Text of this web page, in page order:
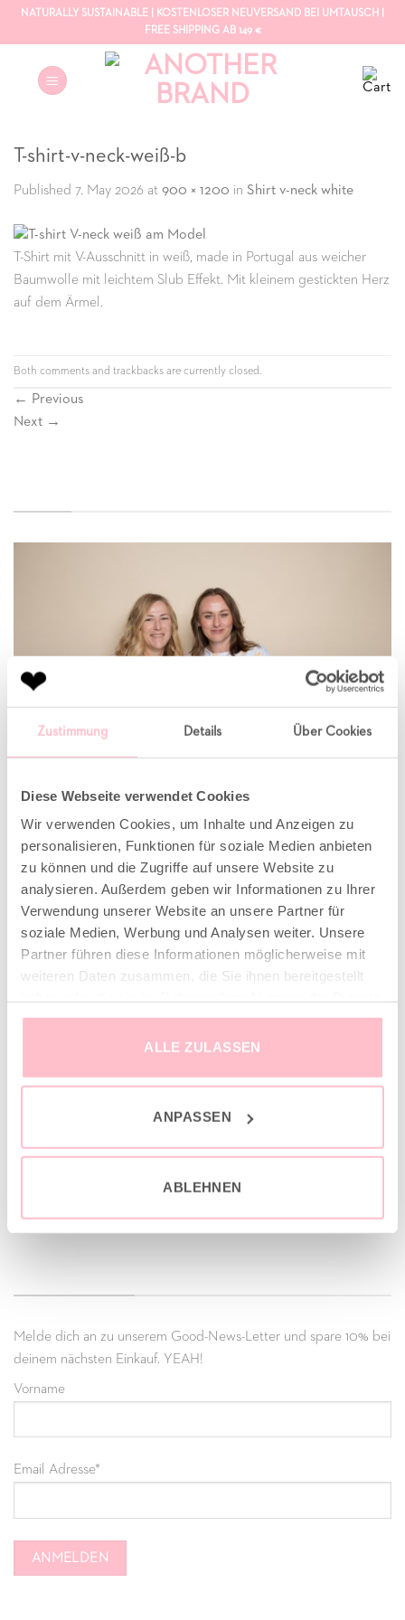
Zustimmung Details Über Cookies
Diese Webseite verwendet Cookies
Wir verwenden Cookies, um Inhalte und Anzeigen zu
personalisieren, Funktionen für soziale Medien anbieten
zu können und die Zugriffe auf unsere Website zu
analysieren. Außerdem geben wir Informationen zu Ihrer
Verwendung unserer Website an unsere Partner für
soziale Medien, Werbung und Analysen weiter. Unsere
Partner führen diese Informationen möglicherweise mit
weiteren Daten zusammen, die Sie ihnen bereitgestellt
gesammelt haben.
ALLE ZULASSEN
ANPASSEN
ABLEHNEN
SkipNATURALLY SUSTAINABLE | KOSTENLOSER NEUVERSAND BEI UMTAUSCH |
FREE SHIPPING AB 149 €
T-shirt-v-neck-weiß-b
Published 7. May 2026 at 900 × 1200 in Shirt v-neck white
T-Shirt mit V-Ausschnitt in weiß, made in Portugal aus weicher
Baumwolle mit leichtem Slub Effekt. Mit kleinem gestickten Herz
auf dem Ärmel.
Both comments and trackbacks are currently closed.
← Previous
Next →
Born in Munich.
Inspiring Designs.
Naturally sustainable.
Another Brand stands for inspiring designs, natural fabrics and
sustainable production.
✓ Versandkostenfrei ab 149€
✓ Klimaneutraler Versand mit DHL / GoGreen
VERTRAG WIDERRUFEN
Melde dich an zu unserem Good-News-Letter und spare 10% bei
deinem nächsten Einkauf. YEAH!
Vorname
Email Adresse*